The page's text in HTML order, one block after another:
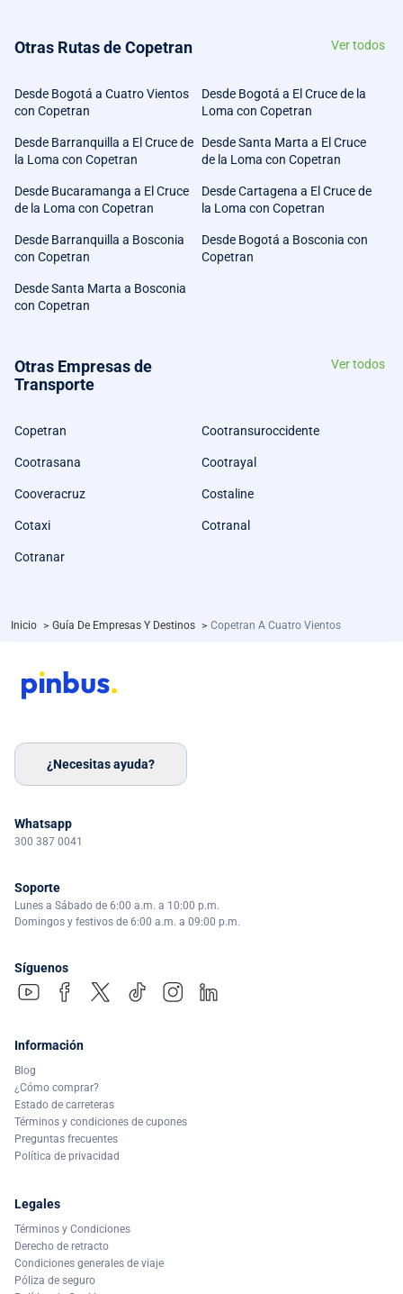
Otras Rutas de Copetran Ver todos
Desde Bogotá a Cuatro Vientos
con Copetran
Desde Bogotá a El Cruce de la
Loma con Copetran
Desde Barranquilla a El Cruce de
la Loma con Copetran
Desde Santa Marta a El Cruce
de la Loma con Copetran
Desde Bucaramanga a El Cruce
de la Loma con Copetran
Desde Cartagena a El Cruce de
la Loma con Copetran
Desde Barranquilla a Bosconia
con Copetran
Desde Bogotá a Bosconia con
Copetran
Desde Santa Marta a Bosconia
con Copetran
Otras Empresas de
Transporte
Ver todos
Copetran Cootransuroccidente
Cootrasana Cootrayal
Cooveracruz Costaline
Cotaxi Cotranal
Cotranar
Inicio > Guía De Empresas Y Destinos > Copetran A Cuatro Vientos
¿Necesitas ayuda?
Whatsapp
300 387 0041
Soporte
Lunes a Sábado de 6:00 a.m. a 10:00 p.m.
Domingos y festivos de 6:00 a.m. a 09:00 p.m.
Síguenos
Información
Blog
¿Cómo comprar?
Estado de carreteras
Términos y condiciones de cupones
Preguntas frecuentes
Política de privacidad
Legales
Términos y Condiciones
Derecho de retracto
Condiciones generales de viaje
Póliza de seguro